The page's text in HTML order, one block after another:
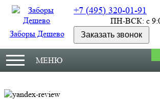
Заборы Дешево
+7 (495) 320-01-91
ПН-ВСК: с
Заказать звонок
МЕНЮ